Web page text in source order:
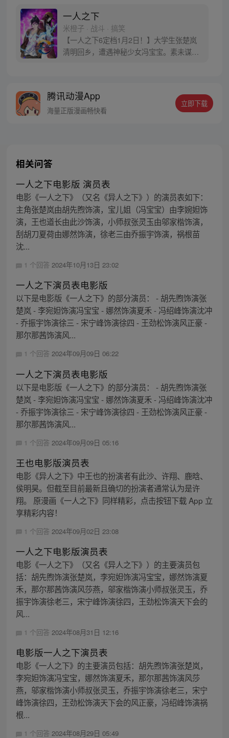
一人之下
米橙子 · 战斗 · 搞笑
【一人之下6定档1月2日！】大学生张楚岚
清明回乡，遭遇神秘少女冯宝宝。素未谋面
密，张楚岚的生活被彻底颠覆，与冯宝宝一
同踏上“异人”之旅。
腾讯动漫App
海量正版漫画畅快看
立即下载
相关问答
一人之下电影版 演员表
电影《一人之下》（又名《异人之下》）的演员表如下：
主角张楚岚由胡先煦饰演，宝儿姐（冯宝宝）由李婉妲饰
演，王也道长由此沙饰演，小师叔张灵玉由邬家楷饰演，
刮胡刀夏荷由娜然饰演，徐老三由乔振宇饰演，祸根苗
沈...
1 个回答 2024年10月13日 23:02
一人之下演员表电影版
以下是电影版《一人之下》的部分演员： - 胡先煦饰演张
楚岚 - 李宛妲饰演冯宝宝 - 娜然饰演夏禾 - 冯绍峰饰演沈冲
- 乔振宇饰演徐三 - 宋宁峰饰演徐四 - 王劲松饰演风正豪 -
那尔那茜饰演风...
1 个回答 2024年09月09日 06:22
一人之下演员表电影版
以下是电影版《一人之下》的部分演员： - 胡先煦饰演张
楚岚 - 李宛妲饰演冯宝宝 - 娜然饰演夏禾 - 冯绍峰饰演沈冲
- 乔振宇饰演徐三 - 宋宁峰饰演徐四 - 王劲松饰演风正豪 -
那尔那茜饰演风...
1 个回答 2024年09月09日 05:16
王也电影版演员表
电影《异人之下》中王也的扮演者有此沙、许翔、鹿晗、
侯明昊。但截至目前最新且确切的扮演者通常认为是许
翔。 原漫画《一人之下》同样精彩，点击按钮下载 App 立
享精彩内容！
1 个回答 2024年09月02日 23:08
一人之下电影版演员表
电影《一人之下》（又名《异人之下》）的主要演员包
括：胡先煦饰演张楚岚，李宛妲饰演冯宝宝，娜然饰演夏
禾，那尔那茜饰演风莎燕，邬家楷饰演小师叔张灵玉，乔
振宇饰演徐老三，宋宁峰饰演徐四，王劲松饰演天下会的
风...
1 个回答 2024年08月31日 12:16
电影版一人之下演员表
电影《一人之下》的主要演员包括：胡先煦饰演张楚岚，
李宛妲饰演冯宝宝，娜然饰演夏禾，那尔那茜饰演风莎
燕，邬家楷饰演小师叔张灵玉，乔振宇饰演徐老三，宋宁
峰饰演徐四，王劲松饰演天下会的风正豪，冯绍峰饰演祸
根...
1 个回答 2024年08月29日 05:49